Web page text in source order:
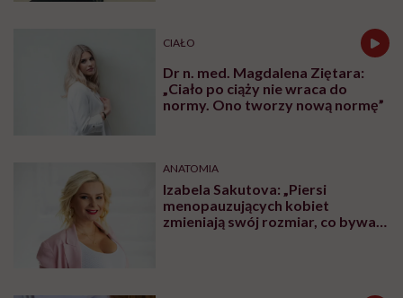
CIAŁO
Dr n. med. Magdalena Ziętara:
„Ciało po ciąży nie wraca do
normy. Ono tworzy nową normę”
ANATOMIA
Izabela Sakutova: „Piersi
menopauzujących kobiet
zmieniają swój rozmiar, co bywa